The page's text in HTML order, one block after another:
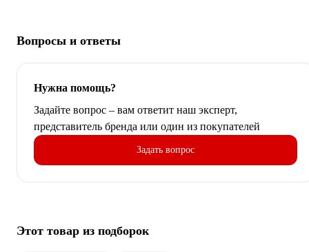
Вопросы и ответы
Нужна помощь?
Задайте вопрос – вам ответит наш эксперт,
представитель бренда или один из покупателей
Задать вопрос
Этот товар из подборок